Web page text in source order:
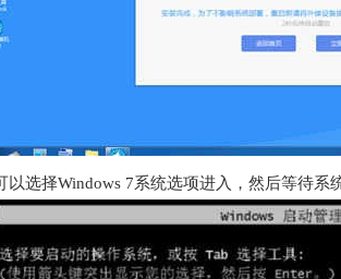
以选择Windows 7系统选项进入，然后等待系